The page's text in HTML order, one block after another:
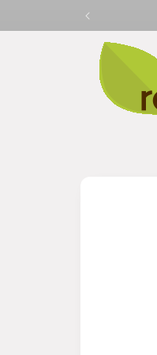
directamente
al contenido